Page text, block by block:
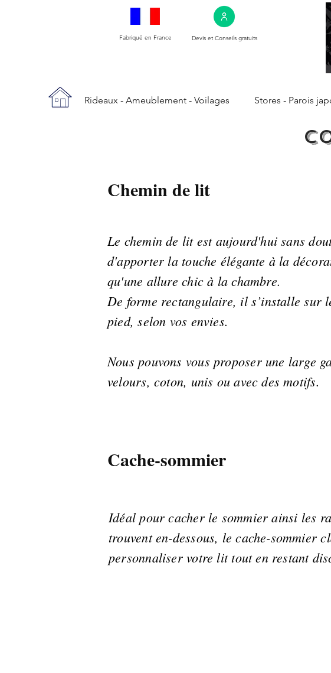
Fabriqué en France Devis et Conseils gratuits
Rideaux - Ameublement - Voilages Stores - Parois
Chemin de lit
Le chemin de lit est aujourd'hui sans
d'apporter la touche élégante à la
qu'une allure chic à la chambre.
De forme rectangulaire, il s’installe sur
pied, selon vos envies.
Nous pouvons vous proposer une large
velours, coton, unis ou avec des motifs.
Cache-sommier
Idéal pour cacher le sommier ainsi les
trouvent en-dessous, le cache-sommier
personnaliser votre lit tout en restant